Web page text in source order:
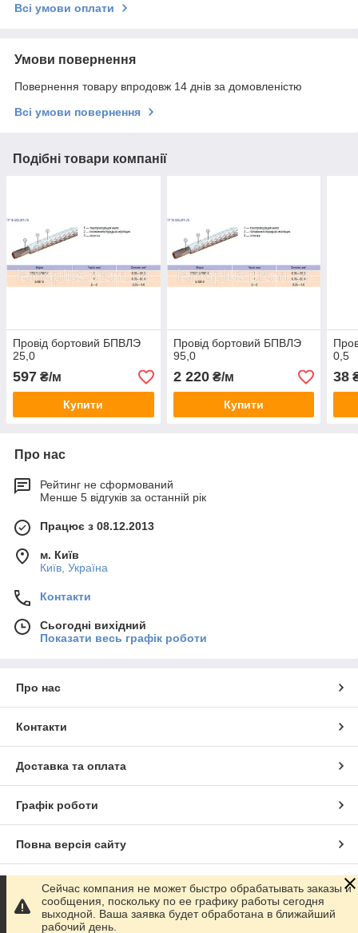
Всі умови оплати
Умови повернення
Повернення товару впродовж 14 днів за домовленістю
Всі умови повернення
Подібні товари компанії
Провід бортовий БПВЛЭ
25,0
597 ₴/м
Купити
Провід бортовий БПВЛЭ
95,0
2 220₴/м
Купити
0,5
38
Про нас
Рейтинг не сформований
Менше 5 відгуків за останній рік
Працює з 08.12.2013
м. Київ
Київ, Україна
Контакти
Сьогодні вихідний
Показати весь графік роботи
Про нас
Контакти
Доставка та оплата
Графік роботи
Повна версія сайту
Сайт створено на маркетплейсі Prom.ua
Політика конфіденційності
Сейчас компания не может быстро обрабатывать заказы и
сообщения, поскольку по ее графику работы сегодня
выходной. Ваша заявка будет обработана в ближайший
рабочий день.